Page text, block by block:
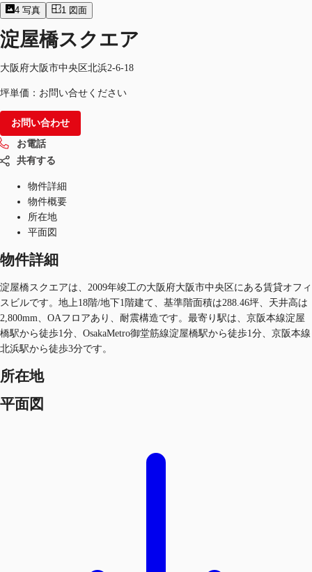
4 写真 1 図面
淀屋橋スクエア
大阪府大阪市中央区北浜2-6-18
坪単価：お問い合せください
お問い合わせ
お電話
共有する
物件詳細
物件概要
所在地
平面図
物件詳細
淀屋橋スクエアは、2009年竣工の大阪府大阪市中央区にある賃貸オフィ
スビルです。地上18階/地下1階建て、基準階面積は288.46坪、天井高は
2,800mm、OAフロアあり、耐震構造です。最寄り駅は、京阪本線淀屋
橋駅から徒歩1分、OsakaMetro御堂筋線淀屋橋駅から徒歩1分、京阪本線
北浜駅から徒歩3分です。
所在地
平面図